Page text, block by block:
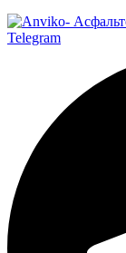
Telegram